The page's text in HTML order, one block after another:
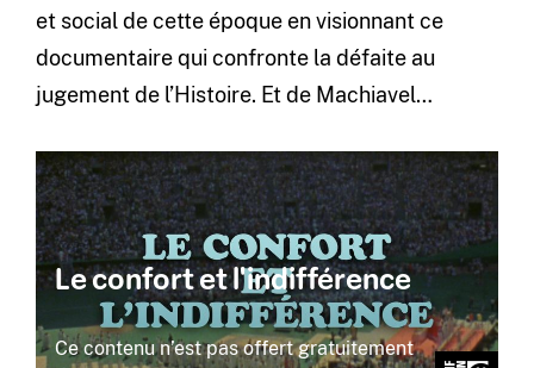
et social de cette époque en visionnant ce
documentaire qui confronte la défaite au
jugement de l’Histoire. Et de Machiavel…